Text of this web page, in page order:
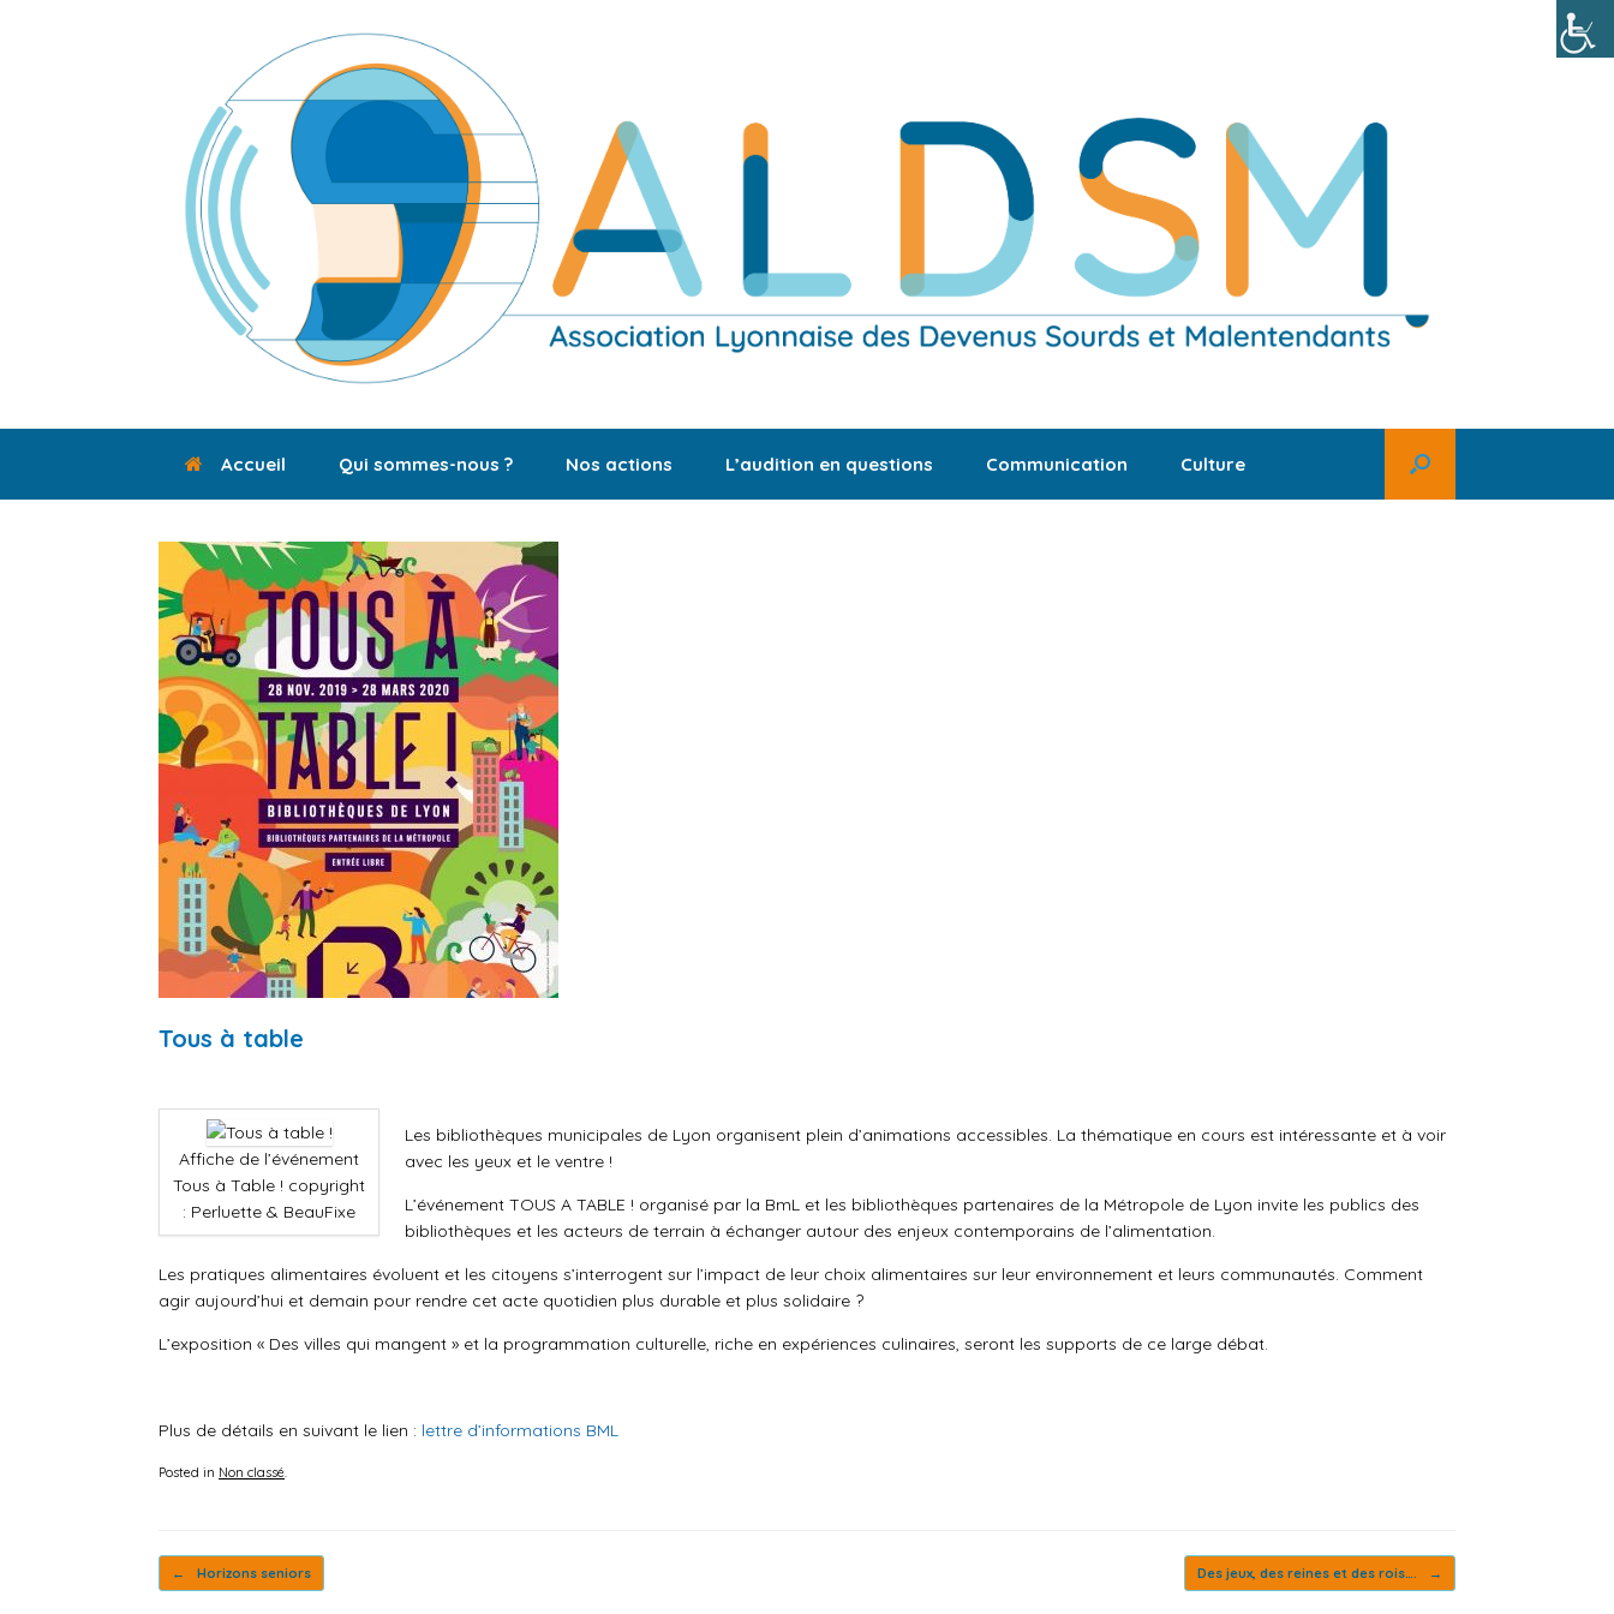
Accueil Qui sommes-nous ? Nos actions L’audition en questions Communication Culture
Tous à table
Affiche de l’événement
Tous à Table ! copyright
: Perluette & BeauFixe
Les bibliothèques municipales de Lyon organisent plein d’animations accessibles. La thématique en cours est intéressante et à voir
avec les yeux et le ventre !
L’événement TOUS A TABLE ! organisé par la BmL et les bibliothèques partenaires de la Métropole de Lyon invite les publics des
bibliothèques et les acteurs de terrain à échanger autour des enjeux contemporains de l’alimentation.
Les pratiques alimentaires évoluent et les citoyens s’interrogent sur l’impact de leur choix alimentaires sur leur environnement et leurs communautés. Comment
agir aujourd’hui et demain pour rendre cet acte quotidien plus durable et plus solidaire ?
L’exposition « Des villes qui mangent » et la programmation culturelle, riche en expériences culinaires, seront les supports de ce large débat.
Plus de détails en suivant le lien : lettre d’informations BML
Posted in Non classé.
Post navigation
← Horizons seniors Des jeux, des reines et des rois…. →